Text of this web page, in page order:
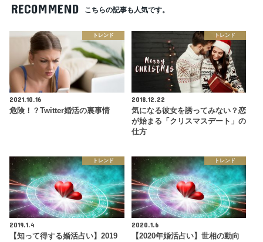
RECOMMEND こちらの記事も人気です。
トレンド
2021.10.16
危険！？Twitter婚活の裏事情
トレンド
2018.12.22
気になる彼女を誘ってみない？恋
が始まる「クリスマスデート」の
仕方
トレンド
2019.1.4
【知って得する婚活占い】2019
トレンド
2020.1.6
【2020年婚活占い】世相の動向